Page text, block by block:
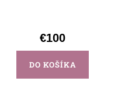
€100
DO KOŠÍKA